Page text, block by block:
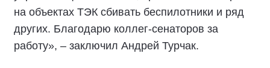
на объектах ТЭК сбивать беспилотники и ряд
других. Благодарю коллег-сенаторов за
работу», – заключил Андрей Турчак.